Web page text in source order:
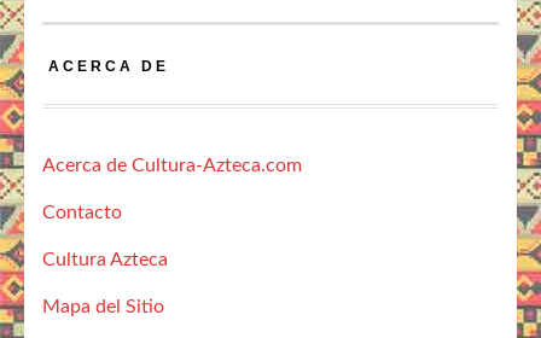
ACERCA DE
Acerca de Cultura-Azteca.com
Contacto
Cultura Azteca
Mapa del Sitio